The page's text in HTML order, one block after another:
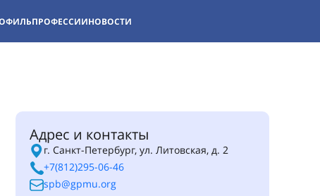
ПРОФЕССИИНОВОСТИ
Адрес и контакты
г. Санкт-Петербург, ул. Литовская, д. 2
+7(812)295-06-46
spb@gpmu.org